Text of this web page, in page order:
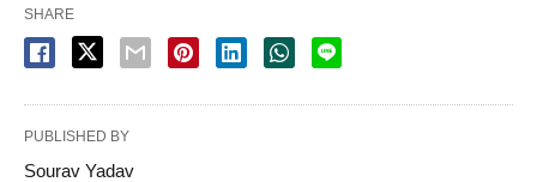
SHARE
PUBLISHED BY
Sourav Yadav